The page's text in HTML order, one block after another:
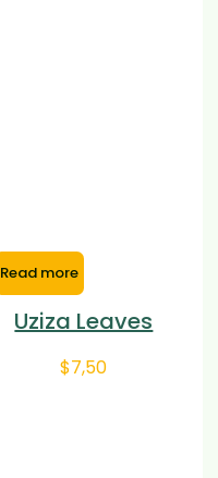
Read more
Uziza Leaves
$7,50